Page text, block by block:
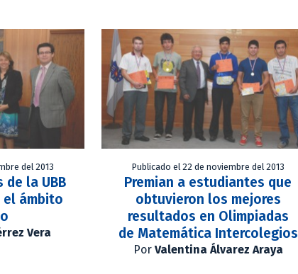
del 2013
de la UBB
el ámbito
Vera
Publicado el 22 de noviembre del 2013
Premian a estudiantes que
obtuvieron los mejores
resultados en Olimpiadas
de Matemática Intercolegios
Por Valentina Álvarez Araya